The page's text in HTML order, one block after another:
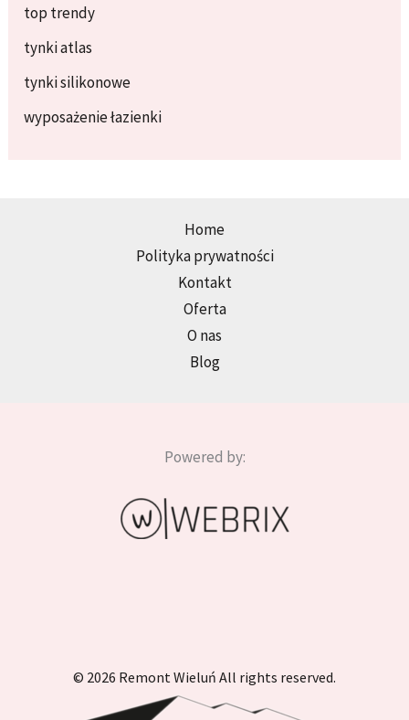
top trendy
tynki atlas
tynki silikonowe
wyposażenie łazienki
Home
Polityka prywatności
Kontakt
Oferta
O nas
Blog
Powered by:
© 2026 Remont Wieluń All rights reserved.